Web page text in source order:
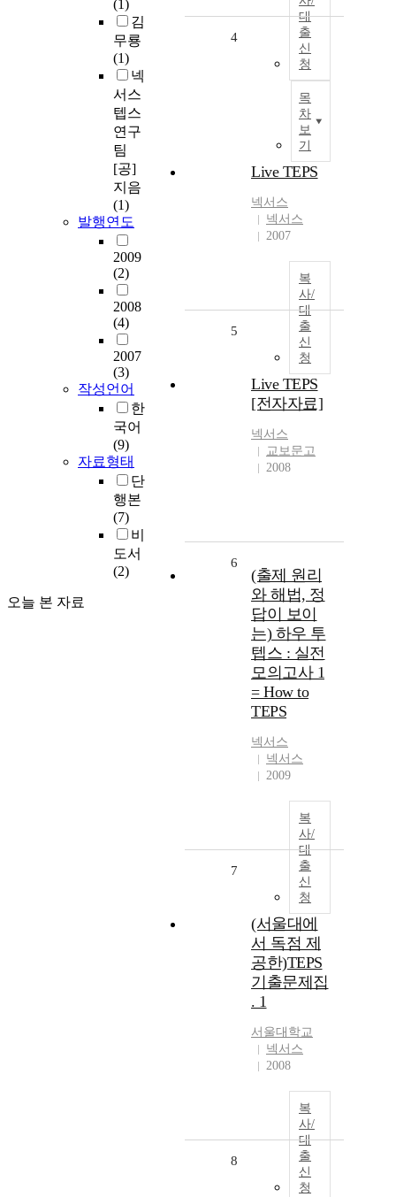
(1)
김
무룡
(1)
넥
서스
텝스
연구
팀
[공]
지음
(1)
발행연도
2009
(2)
2008
(4)
2007
(3)
작성언어
한
국어
(9)
자료형태
단
행본
(7)
비
도서
(2)
오늘 본 자료
대
출
신
청
목
차
보
기
4
Live TEPS
넥서스
넥서스
2007
복
사/
대
출
신
청
5
Live TEPS
[전자자료]
넥서스
교보문고
2008
6
(출제 원리
와 해법, 정
답이 보이
는) 하우 투
텝스 : 실전
모의고사 1
= How to
TEPS
넥서스
넥서스
2009
복
사/
대
출
신
청
7
(서울대에
서 독점 제
공한)TEPS
기출문제집
. 1
서울대학교
넥서스
2008
복
사/
대
출
신
청
8